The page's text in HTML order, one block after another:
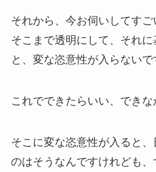
それから、今お伺いしてすご
そこまで透明にして、それ
と、変な恣意性が入らないで
これでできたらいい、できな
そこに変な恣意性が入ると
のはそうなんですけれども